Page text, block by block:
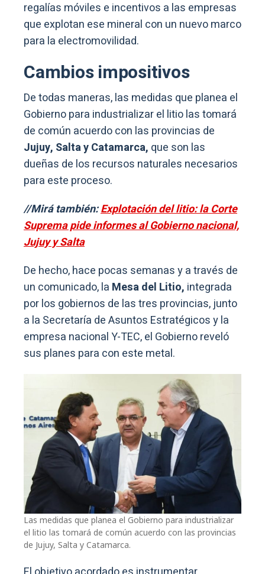
regalías móviles e incentivos a las empresas
que explotan ese mineral con un nuevo marco
para la electromovilidad.
Cambios impositivos
De todas maneras, las medidas que planea el
Gobierno para industrializar el litio las tomará
de común acuerdo con las provincias de
Jujuy, Salta y Catamarca, que son las
dueñas de los recursos naturales necesarios
para este proceso.
//Mirá también:Explotación del litio: la Corte
Suprema pide informes al Gobierno nacional,
Jujuy y Salta
De hecho, hace pocas semanas y a través de
un comunicado, la Mesa del Litio, integrada
por los gobiernos de las tres provincias, junto
a la Secretaría de Asuntos Estratégicos y la
empresa nacional Y-TEC, el Gobierno reveló
sus planes para con este metal.
Las medidas que planea el Gobierno para industrializar
el litio las tomará de común acuerdo con las provincias
de Jujuy, Salta y Catamarca.